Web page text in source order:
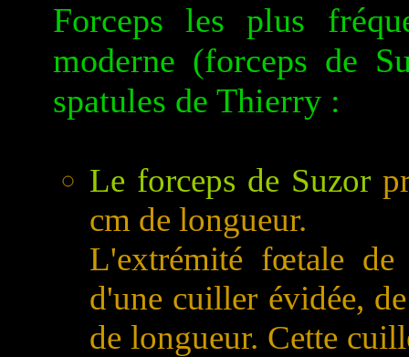
Forceps les plus
moderne (forceps de
spatules de Thierry :
Le forceps de Suzor
cm de longueur.
L'extrémité fœtale de
d'une cuiller évidée,
de longueur. Cette